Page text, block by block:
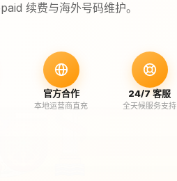
续费与海外号码维护。
官方合作
本地运营商直充
24/7 客服
全天候服务支持